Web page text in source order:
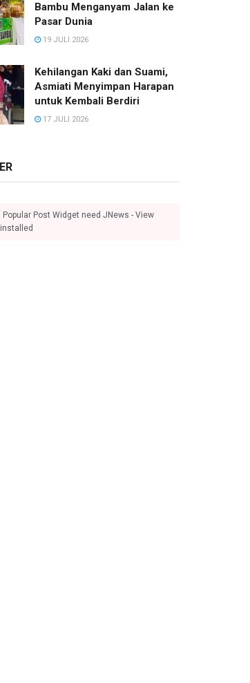
Bambu Menganyam Jalan ke
Pasar Dunia
19 JULI 2026
Kehilangan Kaki dan Suami,
Asmiati Menyimpan Harapan
untuk Kembali Berdiri
17 JULI 2026
: Popular Post Widget need JNews - View